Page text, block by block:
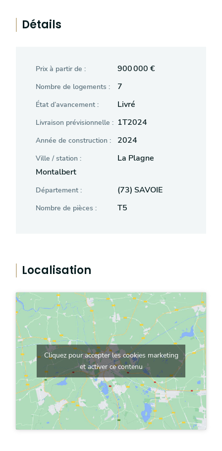
Détails
Prix à partir de : 900 000 €
Nombre de logements : 7
État d’avancement : Livré
Livraison prévisionnelle : 1T2024
Année de construction : 2024
Ville / station :
La Plagne
Montalbert
Département : (73) SAVOIE
Nombre de pièces : T5
Localisation
Cliquez pour accepter les cookies marketing
et activer ce contenu